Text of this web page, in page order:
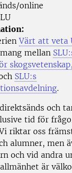
online
Värt att veta
mellan
skogsvetenskap,
SLU:s
.
och
tid för
riktar oss
alumner, men
och vid andra
är